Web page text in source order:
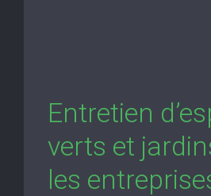
Entretien
verts et
les